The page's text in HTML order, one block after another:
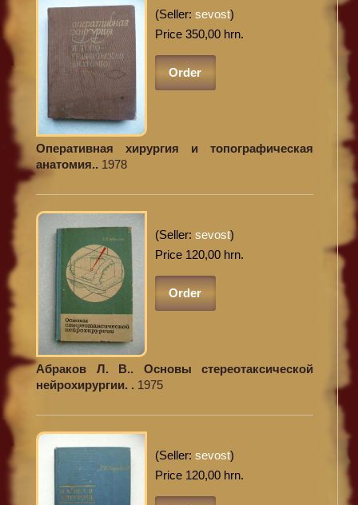
(Seller: sevost)
Price 350,00 hrn.
Order
Оперативная хирургия и топографическая
анатомия.. 1978
(Seller: sevost)
Price 120,00 hrn.
Order
Абраков Л. В.. Основы стереотаксической
нейрохирургии. . 1975
(Seller: sevost)
Price 120,00 hrn.